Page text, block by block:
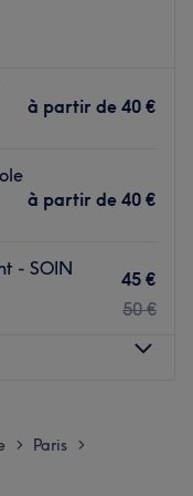
la station de métro
(ligne 6),
et la beauté
à partir de 40 €
à partir de 40 €
- SOIN
45 €
50 €
09:00 –
> Paris >